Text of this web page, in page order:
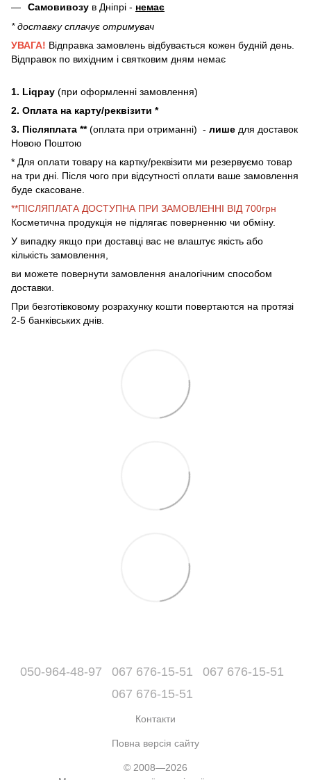
Самовивозу в Дніпрі - немає
* доставку сплачує отримувач
УВАГА! Відправка замовлень відбувається кожен будній день.
Відправок по вихідним і святковим дням немає
1. Liqpay (при оформленні замовлення)
2. Оплата на карту/реквізити *
3. Післяплата **(оплата при отриманні) - лише для доставок
Новою Поштою
* Для оплати товару на картку/реквізити ми резервуємо товар
на три дні. Після чого при відсутності оплати ваше замовлення
буде скасоване.
**ПІСЛЯПЛАТА ДОСТУПНА ПРИ ЗАМОВЛЕННІ ВІД 700грн
Косметична продукція не підлягає поверненню чи обміну.
У випадку якщо при доставці вас не влаштує якість або
кількість замовлення,
ви можете повернути замовлення аналогічним способом
доставки.
При безготівковому розрахунку кошти повертаются на протязі
2-5 банківських днів.
050-964-48-97 067 676-15-51
067 676-15-51
067 676-15-51
Контакти
Повна версія сайту
© 2008—2026